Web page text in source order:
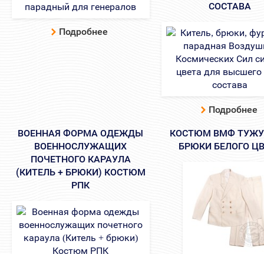
Подробнее
СОСТАВА
Подробнее
ВОЕННАЯ ФОРМА ОДЕЖДЫ
ВОЕННОСЛУЖАЩИХ
ПОЧЕТНОГО КАРАУЛА
(КИТЕЛЬ + БРЮКИ) КОСТЮМ
РПК
КОСТЮМ ВМФ
БРЮКИ БЕЛОГО